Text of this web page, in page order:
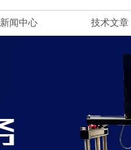
新闻中心 技术文章